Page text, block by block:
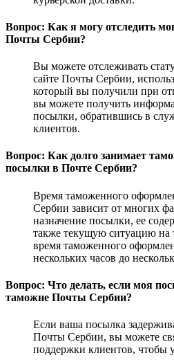
Вопрос: Как я могу отследить
Почты Сербии?
Вы можете отслеживать
сайте Почты Сербии,
который вы получили при
вы можете получить
посылки, обратившись в
клиентов.
Вопрос: Как долго занимает
посылки в Почте Сербии?
Время таможенного
Сербии зависит от многих
назначение посылки, ее
также текущую ситуацию
время таможенного
нескольких часов до
Вопрос: Что делать, если моя
таможне Почты Сербии?
Если ваша посылка
Почты Сербии, вы можете
поддержки клиентов, чтобы